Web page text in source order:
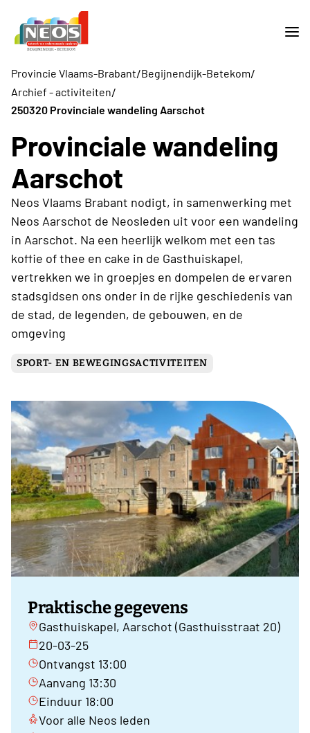
Provincie Vlaams-Brabant/Begijnendijk-Betekom/
Archief - activiteiten/
250320 Provinciale wandeling Aarschot
Provinciale wandeling
Aarschot
Neos Vlaams Brabant nodigt, in samenwerking met
Neos Aarschot de Neosleden uit voor een wandeling
in Aarschot. Na een heerlijk welkom met een tas
koffie of thee en cake in de Gasthuiskapel,
vertrekken we in groepjes en dompelen de ervaren
stadsgidsen ons onder in de rijke geschiedenis van
de stad, de legenden, de gebouwen, en de
omgeving
SPORT- EN BEWEGINGSACTIVITEITEN
Praktische gegevens
Gasthuiskapel, Aarschot (Gasthuisstraat 20)
20-03-25
Ontvangst 13:00
Aanvang 13:30
Einduur 18:00
Voor alle Neos leden